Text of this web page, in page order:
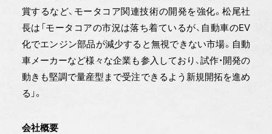
賞するなど、モータコア関連技術の開発を強化。松尾社
長は「モータコアの市況は落ち着ているが、自動車のEV
化でエンジン部品が減少すると無視できない市場。自動
車メーカーなど様々な企業も参入しており、試作・開発の
動きも堅調で量産型まで受注できるよう新規開拓を進め
る」。
会社概要